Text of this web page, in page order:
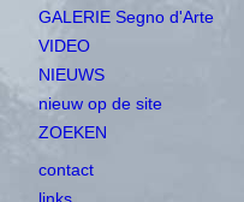
GALERIE Segno d'Arte
VIDEO
NIEUWS
nieuw op de site
ZOEKEN
contact
links